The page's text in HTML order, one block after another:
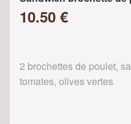
10.50 €
2 brochettes de poulet,
tomates, olives vertes